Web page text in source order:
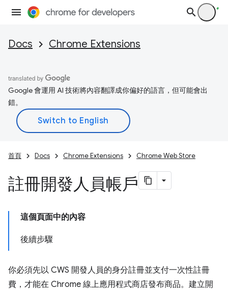
Docs Chrome Extensions
Google 會運用 AI 技術將內容翻譯成你偏好的語言，但可能會出
錯。
首頁 Docs Chrome Extensions Chrome Web Store
註冊開發人員帳戶
這個頁面中的內容
後續步驟
你必須先以 CWS 開發人員的身分註冊並支付一次性註冊
費，才能在 Chrome 線上應用程式商店發布商品。建立開